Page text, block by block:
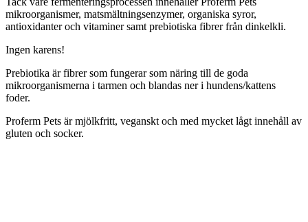
mikroorganismer, matsmältningsenzymer, organiska syror,
antioxidanter och vitaminer samt prebiotiska fibrer från dinkelkli.
Ingen karens!
Prebiotika är fibrer som fungerar som näring till de goda
mikroorganismerna i tarmen och blandas ner i hundens/kattens
foder.
Proferm Pets är mjölkfritt, veganskt och med mycket lågt innehåll av
gluten och socker.